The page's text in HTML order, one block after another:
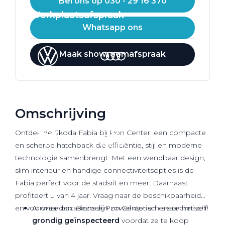
Werkplaatsafspraak
Whatsapp ons
Maak showroomafspraak
Omschrijving
Ontdek de Skoda Fabia bij Pon Center: een compacte
en scherpe hatchback die efficiëntie, stijl en moderne
technologie samenbrengt. Met een wendbaar design,
slim interieur en handige connectiviteitsopties is de
Fabia perfect voor de stadsrit en meer. Daarnaast
profiteert u van 4 jaar. Vraag naar de beschikbaarheid
en voorwaarden. Bezoek Pon Center en ervaar het zelf!
Al onze occasions zijn zowel optisch als technisch
grondig geïnspecteerd voordat ze te koop